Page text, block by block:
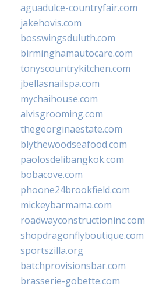
aguadulce-countryfair.com
jakehovis.com
bosswingsduluth.com
birminghamautocare.com
tonyscountrykitchen.com
jbellasnailspa.com
mychaihouse.com
alvisgrooming.com
thegeorginaestate.com
blythewoodseafood.com
paolosdelibangkok.com
bobacove.com
phoone24brookfield.com
mickeybarmama.com
roadwayconstructioninc.com
shopdragonflyboutique.com
sportszilla.org
batchprovisionsbar.com
brasserie-gobette.com